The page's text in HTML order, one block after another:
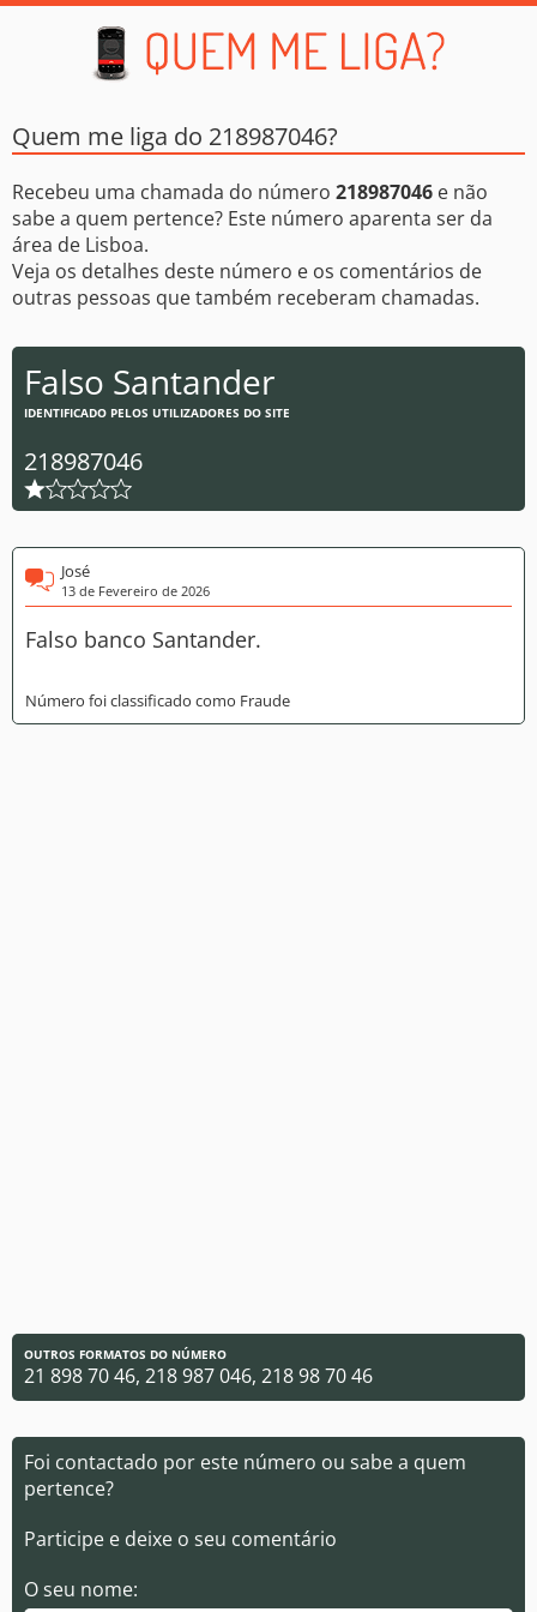
Quem me liga do 218987046?
Recebeu uma chamada do número 218987046 e não
sabe a quem pertence? Este número aparenta ser da
área de Lisboa.
Veja os detalhes deste número e os comentários de
outras pessoas que também receberam chamadas.
Falso Santander
IDENTIFICADO PELOS UTILIZADORES DO SITE
218987046
José
13 de Fevereiro de 2026
Falso banco Santander.
Número foi classificado como Fraude
OUTROS FORMATOS DO NÚMERO
21 898 70 46, 218 987 046, 218 98 70 46
Foi contactado por este número ou sabe a quem
pertence?
Participe e deixe o seu comentário
O seu nome: